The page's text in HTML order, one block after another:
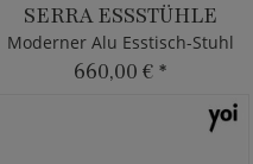
SERRA ESSSTÜHLE
Moderner Alu Esstisch-Stuhl
660,00 € *